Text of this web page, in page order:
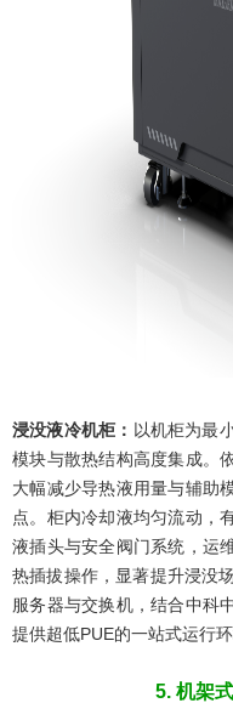
浸没液冷机柜： 以机柜为最
模块与散热结构高度集成。
大幅减少导热液用量与辅助
点。柜内冷却液均匀流动，
液插头与安全阀门系统，运
热插拔操作，显著提升浸没
服务器与交换机，结合中科
提供超低PUE的一站式运行环
5. 机架